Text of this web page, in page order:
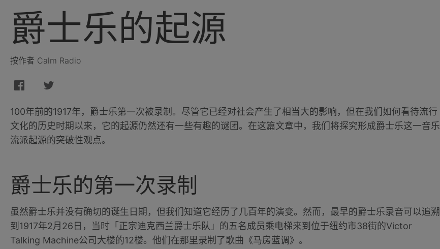
爵士乐的起源
按作者 Calm Radio
100年前的1917年，爵士乐第一次被录制。尽管它已经对社会产生了相当大的影响，但在我们如何看待流行
文化的历史时期以来，它的起源仍然还有一些有趣的谜团。在这篇文章中，我们将探究形成爵士乐这一音乐
流派起源的突破性观点。
爵士乐的第一次录制
虽然爵士乐并没有确切的诞生日期，但我们知道它经历了几百年的演变。然而，最早的爵士乐录音可以追溯
到1917年2月26日，当时「正宗迪克西兰爵士乐队」的五名成员乘电梯来到位于纽约市38街的Victor
Talking Machine公司大楼的12楼。他们在那里录制了歌曲《马房蓝调》。